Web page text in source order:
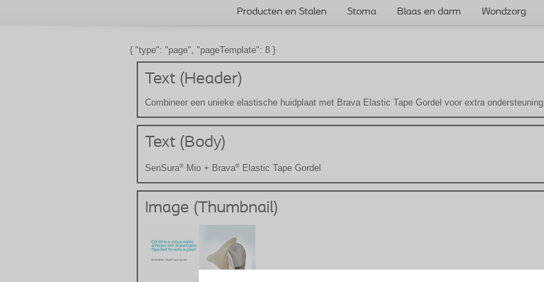
Producten en Stalen Stoma Blaas en darm Wondzorg
{ "type": "page", "pageTemplate": 8 }
Text (Header)
Combineer een unieke elastische huidplaat met Brava Elastic Tape Gordel voor extra ondersteuning
Text (Body)
SenSura® Mio + Brava® Elastic Tape Gordel
Image (Thumbnail)